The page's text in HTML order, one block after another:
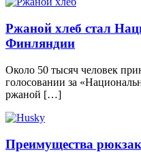
Ржаной хлеб стал
Финляндии
Около 50 тысяч человек
голосовании за
ржаной […]
Преимущества